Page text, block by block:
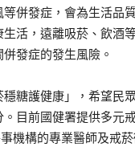
併發症，會為生活品
活，遠離吸菸、飲酒
發症的發生風險。
糖護健康」，希望民
目前國健署提供多元
機構的專業醫師及戒